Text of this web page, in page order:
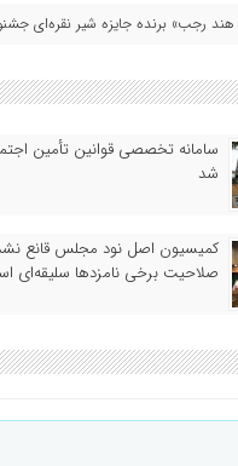
رجب» برنده جایزه شیر نقره‌ای
سامانه تخصصی قوانین تأمین
شد
کمیسیون اصل نود مجلس قانع
صلاحیت برخی نامزدها سلیقه‌ای